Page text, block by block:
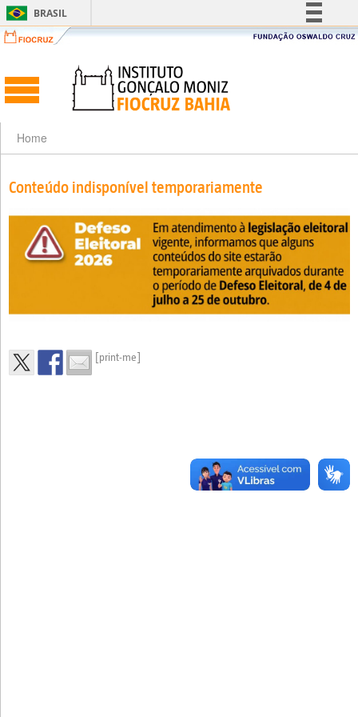
BRASIL
Simplifique!
Acesso à informação
Canais
Home
Conteúdo indisponível temporariamente
[print-me]